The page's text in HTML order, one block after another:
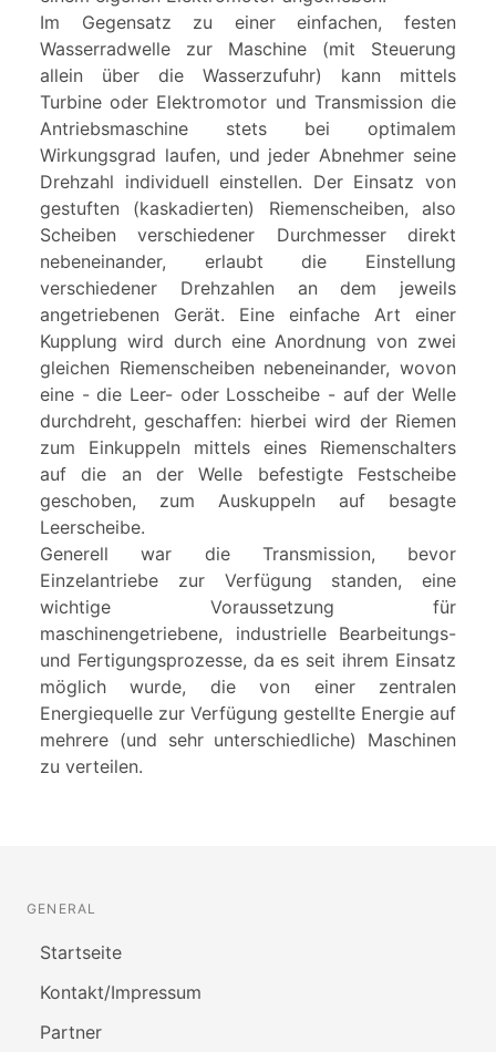
Im Gegensatz zu einer einfachen, festen
Wasserradwelle zur Maschine (mit Steuerung
allein über die Wasserzufuhr) kann mittels
Turbine oder Elektromotor und Transmission die
Antriebsmaschine stets bei optimalem
Wirkungsgrad laufen, und jeder Abnehmer seine
Drehzahl individuell einstellen. Der Einsatz von
gestuften (kaskadierten) Riemenscheiben, also
Scheiben verschiedener Durchmesser direkt
nebeneinander, erlaubt die Einstellung
verschiedener Drehzahlen an dem jeweils
angetriebenen Gerät. Eine einfache Art einer
Kupplung wird durch eine Anordnung von zwei
gleichen Riemenscheiben nebeneinander, wovon
eine - die Leer- oder Losscheibe - auf der Welle
durchdreht, geschaffen: hierbei wird der Riemen
zum Einkuppeln mittels eines Riemenschalters
auf die an der Welle befestigte Festscheibe
geschoben, zum Auskuppeln auf besagte
Leerscheibe.
Generell war die Transmission, bevor
Einzelantriebe zur Verfügung standen, eine
wichtige Voraussetzung für
maschinengetriebene, industrielle Bearbeitungs-
und Fertigungsprozesse, da es seit ihrem Einsatz
möglich wurde, die von einer zentralen
Energiequelle zur Verfügung gestellte Energie auf
mehrere (und sehr unterschiedliche) Maschinen
zu verteilen.
GENERAL
Startseite
Kontakt/Impressum
Partner